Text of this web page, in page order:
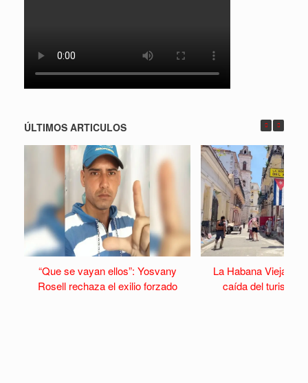
ÚLTIMOS ARTICULOS
“Que se vayan ellos”: Yosvany
Rosell rechaza el exilio forzado
La Habana Vieja se
caída del turismo